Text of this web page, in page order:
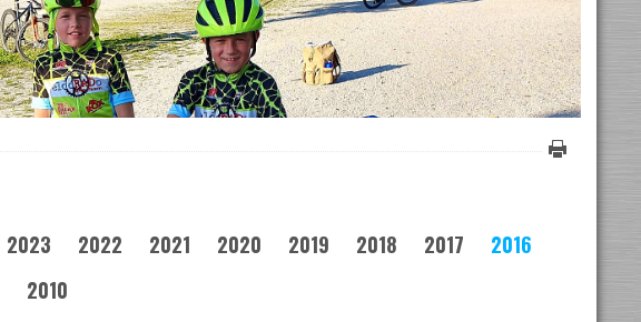
2023 2022 2021 2020 2019 2018 2017
2016
2010